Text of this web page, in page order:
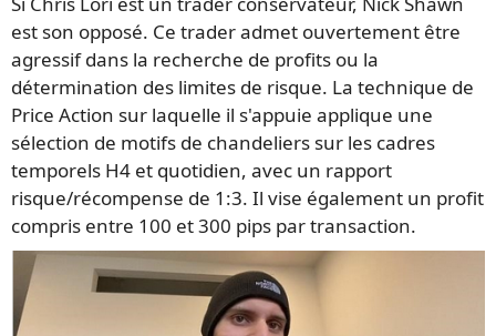
est son opposé. Ce trader admet ouvertement être
agressif dans la recherche de profits ou la
détermination des limites de risque. La technique de
Price Action sur laquelle il s'appuie applique une
sélection de motifs de chandeliers sur les cadres
temporels H4 et quotidien, avec un rapport
risque/récompense de 1:3. Il vise également un profit
compris entre 100 et 300 pips par transaction.